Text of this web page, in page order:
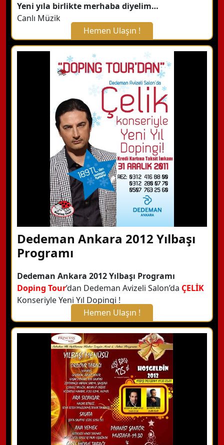
Yeni yıla birlikte merhaba diyelim…
Canlı Müzik
Hemen Ulaşın !
X Kapat
WhatsApp ile Bilgi Alın
Hemen Arayın
Detaylı Bilgi Alın
Dedeman Ankara 2012 Yılbaşı
Programı
Dedeman Ankara 2012 Yılbaşı Programı
Doping Tour’dan Dedeman Avizeli Salon’da ÇELİK
Konseriyle Yeni Yıl Dopingi !
Hemen Ulaşın !
X Kapat
WhatsApp ile Bilgi Alın
Hemen Arayın
Detaylı Bilgi Alın